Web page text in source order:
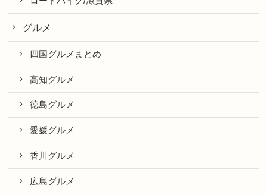
グルメ
四国グルメまとめ
高知グルメ
徳島グルメ
愛媛グルメ
香川グルメ
広島グルメ